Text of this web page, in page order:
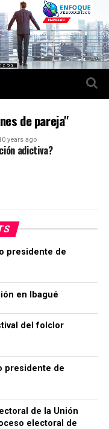
de pareja"
years ago
adictiva?
presidente de
en Ibagué
del folclor
presidente de
de la Unión
electoral de